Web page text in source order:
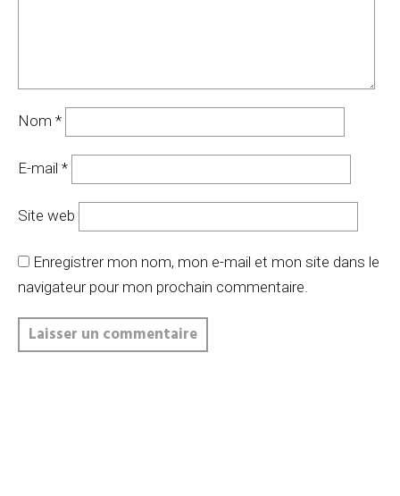
Nom *
E-mail *
Site web
Enregistrer mon nom, mon e-mail et mon site dans le
navigateur pour mon prochain commentaire.